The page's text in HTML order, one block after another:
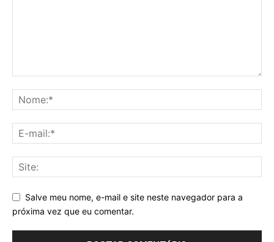
Salve meu nome, e-mail e site neste navegador para a
próxima vez que eu comentar.